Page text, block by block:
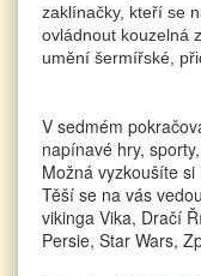
zaklínačky, kteří se
ovládnout kouzelná
umění šermířské,
V sedmém
napínavé hry,
Možná vyzkoušíte
Těší se na vás
vikinga Vika, Dračí
Persie, Star Wars,